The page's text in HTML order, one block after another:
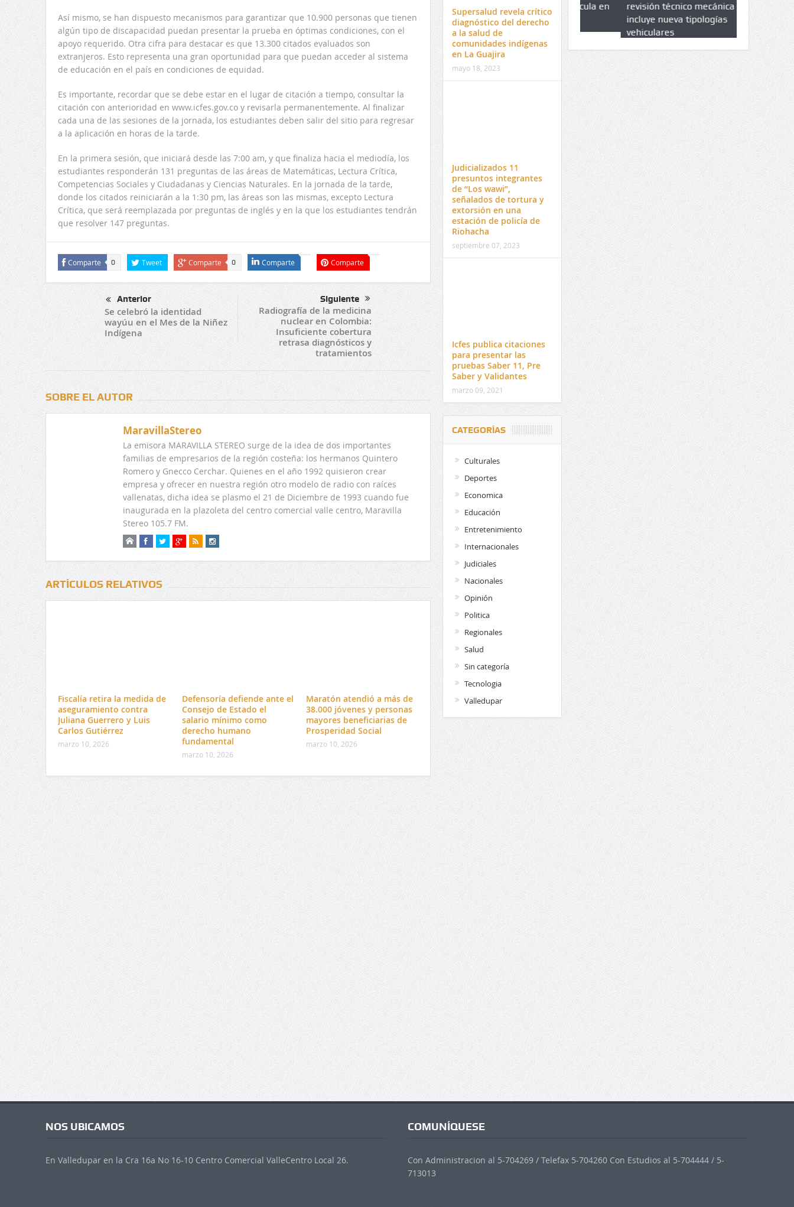
Así mismo, se han dispuesto mecanismos para garantizar que 10.900 personas que tienen
algún tipo de discapacidad puedan presentar la prueba en óptimas condiciones, con el
apoyo requerido. Otra cifra para destacar es que 13.300 citados evaluados son
extranjeros. Esto representa una gran oportunidad para que puedan acceder al sistema
de educación en el país en condiciones de equidad.
Es importante, recordar que se debe estar en el lugar de citación a tiempo, consultar la
citación con anterioridad en www.icfes.gov.co y revisarla permanentemente. Al finalizar
cada una de las sesiones de la jornada, los estudiantes deben salir del sitio para regresar
a la aplicación en horas de la tarde.
En la primera sesión, que iniciará desde las 7:00 am, y que finaliza hacia el mediodía, los
estudiantes responderán 131 preguntas de las áreas de Matemáticas, Lectura Crítica,
Competencias Sociales y Ciudadanas y Ciencias Naturales. En la jornada de la tarde,
donde los citados reiniciarán a la 1:30 pm, las áreas son las mismas, excepto Lectura
Crítica, que será reemplazada por preguntas de inglés y en la que los estudiantes tendrán
que resolver 147 preguntas.
Comparte 0 Tweet Comparte 0 Comparte Comparte
Anterior
Se celebró la identidad
wayúu en el Mes de la Niñez
Indígena
Siguiente
Radiografía de la medicina
nuclear en Colombia:
Insuficiente cobertura
retrasa diagnósticos y
tratamientos
SOBRE EL AUTOR
MaravillaStereo
La emisora MARAVILLA STEREO surge de la idea de dos importantes
familias de empresarios de la región costeña: los hermanos Quintero
Romero y Gnecco Cerchar. Quienes en el año 1992 quisieron crear
empresa y ofrecer en nuestra región otro modelo de radio con raíces
vallenatas, dicha idea se plasmo el 21 de Diciembre de 1993 cuando fue
inaugurada en la plazoleta del centro comercial valle centro, Maravilla
Stereo 105.7 FM.
ARTÍCULOS RELATIVOS
Fiscalía retira la medida de
aseguramiento contra
Juliana Guerrero y Luis
Carlos Gutiérrez
marzo 10, 2026
Defensoría defiende ante el
Consejo de Estado el
salario mínimo como
derecho humano
fundamental
marzo 10, 2026
Maratón atendió a más de
38.000 jóvenes y personas
mayores beneficiarias de
Prosperidad Social
marzo 10, 2026
Supersalud revela crítico
diagnóstico del derecho
a la salud de
comunidades indígenas
en La Guajira
mayo 18, 2023
Judicializados 11
presuntos integrantes
de “Los wawi”,
señalados de tortura y
extorsión en una
estación de policía de
Riohacha
septiembre 07, 2023
Icfes publica citaciones
para presentar las
pruebas Saber 11, Pre
Saber y Validantes
marzo 09, 2021
CATEGORÍAS
Culturales
Deportes
Economica
Educación
Entretenimiento
Internacionales
Judiciales
Nacionales
Opinión
Politica
Regionales
Salud
Sin categoría
Tecnologia
Valledupar
venta de pines para matrícula en
preuniversitario de la UPC
revisión técnico mecánica e
incluye nueva tipologías
vehiculares
cuáles son
NOS UBICAMOS
En Valledupar en la Cra 16a No 16-10 Centro Comercial ValleCentro Local 26.
COMUNÍQUESE
Con Administracion al 5-704269 / Telefax 5-704260 Con Estudios al 5-704444 / 5-
713013